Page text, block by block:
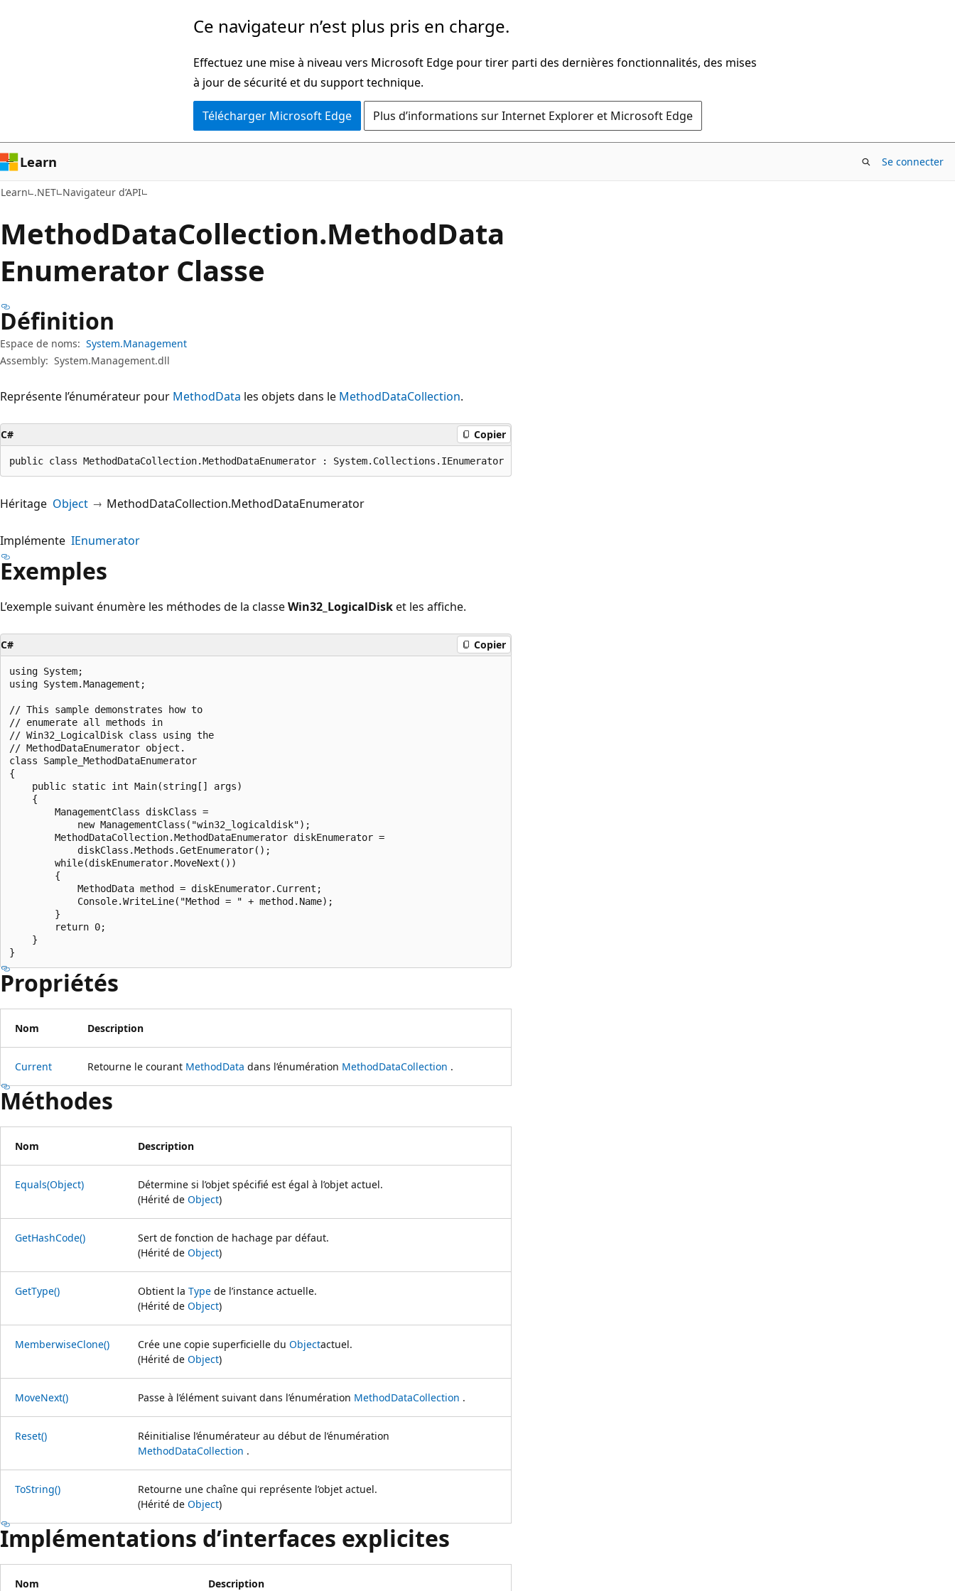
page
Ce navigateur n’est plus pris en charge.
Effectuez une mise à niveau vers Microsoft Edge pour tirer parti des dernières fonctionnalités, des mises
à jour de sécurité et du support technique.
Télécharger Microsoft Edge Plus d’informations sur Internet Explorer et Microsoft Edge
Learn Se connecter
Learn .NET Navigateur d’API
MethodDataCollection.MethodData
Enumerator Classe
Définition
Espace de noms: System.Management
Assembly: System.Management.dll
Représente l’énumérateur pour MethodData les objets dans le MethodDataCollection.
C# Copier
public class MethodDataCollection.MethodDataEnumerator : System.Collections.IEnumerator
Héritage Object MethodDataCollection.MethodDataEnumerator
Implémente IEnumerator
Exemples
L’exemple suivant énumère les méthodes de la classeWin32_LogicalDisket les affiche.
C# Copier
using System;
using System.Management;
// This sample demonstrates how to
// enumerate all methods in
// Win32_LogicalDisk class using the
// MethodDataEnumerator object.
class Sample_MethodDataEnumerator
{
    public static int Main(string[] args)
    {
        ManagementClass diskClass =
            new ManagementClass("win32_logicaldisk");
        MethodDataCollection.MethodDataEnumerator diskEnumerator =
            diskClass.Methods.GetEnumerator();
        while(diskEnumerator.MoveNext())
        {
            MethodData method = diskEnumerator.Current;
            Console.WriteLine("Method = " + method.Name);
        }
        return 0;
    }
Propriétés
Nom Description
Current Retourne le courant MethodData dans l’énumération MethodDataCollection .
Méthodes
Nom Description
Equals(Object)
Détermine si l’objet spécifié est égal à l’objet actuel.
(Hérité de Object)
GetHashCode()
Sert de fonction de hachage par défaut.
(Hérité de Object)
GetType() Obtient la Type de l’instance actuelle.
(Hérité de Object)
MemberwiseClone() Crée une copie superficielle du Objectactuel.
(Hérité de Object)
MoveNext() Passe à l’élément suivant dans l’énumération MethodDataCollection .
Reset()
Réinitialise l’énumérateur au début de l’énumération
MethodDataCollection .
ToString()
Retourne une chaîne qui représente l’objet actuel.
(Hérité de Object)
Implémentations d’interfaces explicites
Nom Description